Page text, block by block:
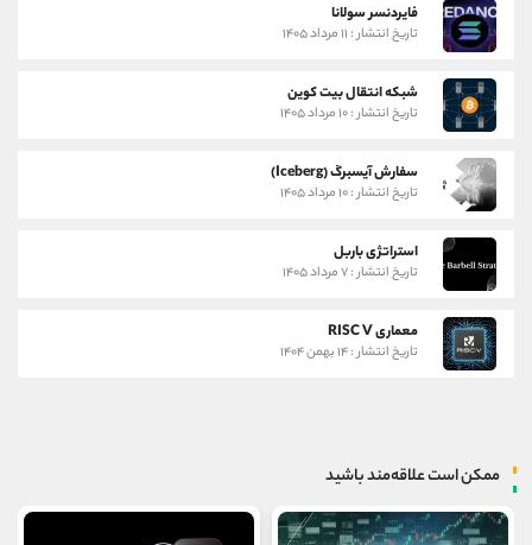
فایردنسر سولانا
تاریخ انتشار : ۱۱ مرداد ۱۴۰۵
شبکه انتقال بیت کوین
تاریخ انتشار : ۱۰ مرداد ۱۴۰۵
سفارش آیسبرگ (Iceberg)
تاریخ انتشار : ۱۰ مرداد ۱۴۰۵
استراتژی باربل
تاریخ انتشار : ۷ مرداد ۱۴۰۵
معماری RISC V
تاریخ انتشار : ۱۴ بهمن ۱۴۰۴
ممکن است علاقه‌مند باشید